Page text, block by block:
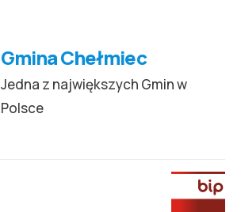
Gmina Chełmiec
Jedna z największych Gmin w
Polsce